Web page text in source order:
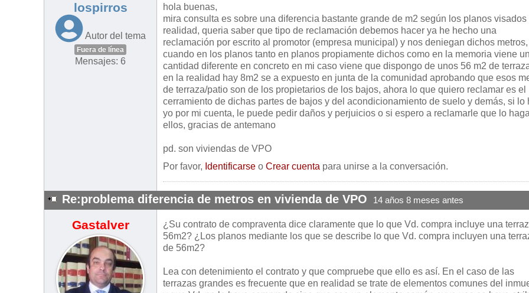
lospirros
Autor del tema
Fuera de línea
Mensajes: 6
hola buenas,
mira consulta es sobre una diferencia bastante grande de m2 según los planos visados
realidad, queria saber que tipo de reclamación debemos hacer ya he hecho una
reclamación por escrito al promotor (empresa municipal) y nos deniegan dichos metros,
cuando en los planos tanto en planos propiamente dichos como en la memoria viene
cantidad diferente en concreto en mi caso viene que dispongo de unos 56 m2 de
en la realidad hay 8m2 se a expuesto en junta de la comunidad aprobando que esos
de terraza/patio son de los propietarios de los bajos, ahora lo que quiero reclamar es el
cerramiento de dichas partes de bajos y del acondicionamiento de suelo y demás, si lo
yo por mi cuenta, le puede pedir daños y perjuicios o si espero a reclamarle que lo
ellos, gracias de antemano
pd. son viviendas de VPO
Por favor, Identificarse o Crear cuenta para unirse a la conversación.
Re:problema diferencia de metros en vivienda de VPO 14 años 8 meses antes
Gastalver
¿Su contrato de compraventa dice claramente que lo que Vd. compra incluye una
56m2? ¿Los planos mediante los que se describe lo que Vd. compra incluyen una
de 56m2?
Lea con detenimiento el contrato y que compruebe que ello es así. En el caso de las
terrazas grandes es frecuente que en realidad se trate de elementos comunes del